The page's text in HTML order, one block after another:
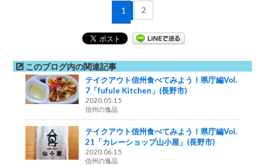
1 2
このブログ内の関連記事
テイクアウト信州食べてみよう！県庁編Vol.
7「fufule Kitchen」(長野市)
2020.05.15
信州の逸品
テイクアウト信州食べてみよう！県庁編Vol.
21「カレーショップ山小屋」(長野市)
2020.06.15
信州の逸品